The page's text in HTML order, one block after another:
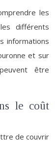
les
différents
informations
et sur
être
le coût
de couvrir